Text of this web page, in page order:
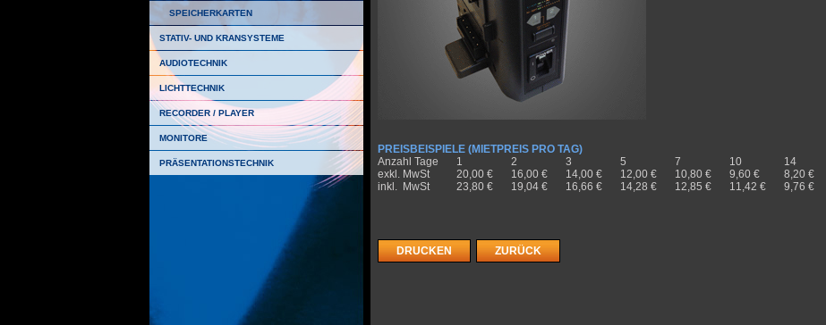
SPEICHERKARTEN
STATIV- UND KRANSYSTEME
AUDIOTECHNIK
LICHTTECHNIK
RECORDER / PLAYER
MONITORE
PRÄSENTATIONSTECHNIK
PREISBEISPIELE (MIETPREIS PRO TAG)
Anzahl Tage
1 2 3 5 7 10 14
exkl. MwSt
20,00 € 16,00 € 14,00 € 12,00 € 10,80 € 9,60 € 8,20 €
inkl. MwSt
23,80 € 19,04 € 16,66 € 14,28 € 12,85 € 11,42 € 9,76 €
DRUCKEN ZURÜCK